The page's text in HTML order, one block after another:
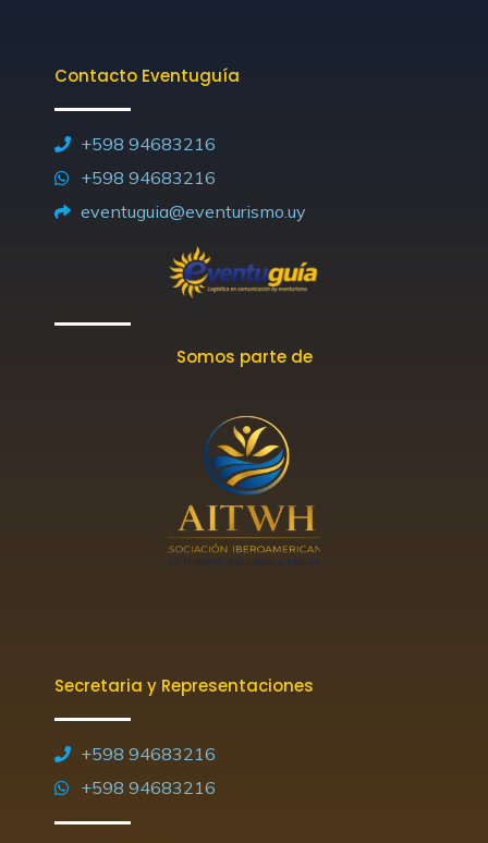
e
d
i
n
a
g
r
a
m
b
o
k
-
f
i
t
e
r
u
Contacto Eventuguía
+598 94683216
+598 94683216
eventuguia@eventurismo.uy
Somos parte de
Secretaria y Representaciones
+598 94683216
+598 94683216